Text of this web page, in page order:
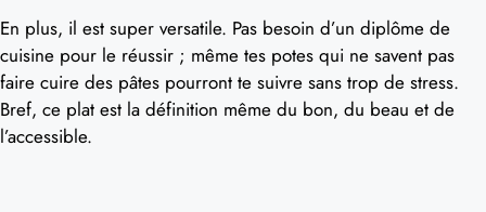
En plus, il est super versatile. Pas besoin d’un diplôme de
cuisine pour le réussir ; même tes potes qui ne savent pas
faire cuire des pâtes pourront te suivre sans trop de stress.
Bref, ce plat est la définition même du bon, du beau et de
l’accessible.